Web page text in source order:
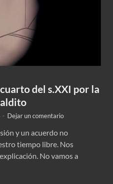
del s.XXI por la
- Dejar un comentario
y un acuerdo no
tiempo libre. Nos
No vamos a